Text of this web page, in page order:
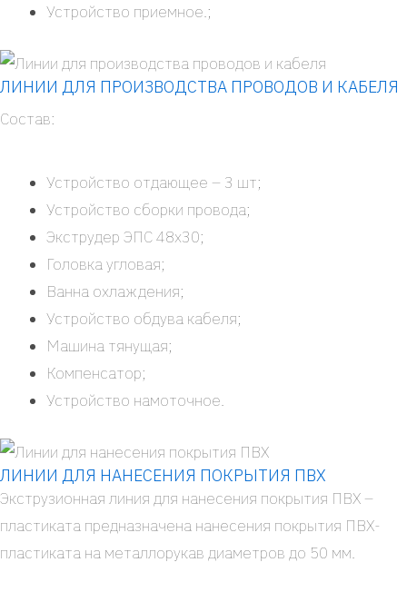
Устрой­ство при­ем­ное.;
ЛИНИИ ДЛЯ ПРОИЗВОДСТВА ПРОВОДОВ И КАБЕЛЯ
Состав:
Устрой­ство отда­ю­щее – 3 шт;
Устрой­ство сбор­ки про­во­да;
Экс­тру­дер ЭПС 48х30;
Голов­ка угло­вая;
Ван­на охла­жде­ния;
Устрой­ство обду­ва кабе­ля;
Маши­на тяну­щая;
Ком­пен­са­тор;
Устрой­ство намо­точ­ное.
ЛИНИИ ДЛЯ НАНЕСЕНИЯ ПОКРЫТИЯ ПВХ
Экс­тру­зи­он­ная линия для нане­се­ния покры­тия ПВХ –
пла­сти­ка­та пред­на­зна­че­на нане­се­ния покры­тия ПВХ-
пла­сти­ка­та на метал­ло­ру­кав диа­мет­ров до 50 мм.